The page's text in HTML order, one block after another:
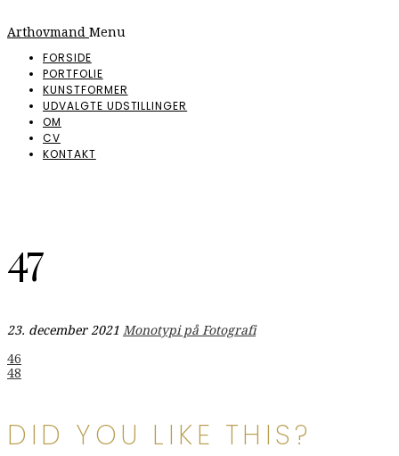
Arthovmand Menu
FORSIDE
PORTFOLIE
KUNSTFORMER
UDVALGTE UDSTILLINGER
OM
CV
KONTAKT
47
23. december 2021 Monotypi på Fotografi
Indlægsnavigation
46
48
DID YOU LIKE THIS?